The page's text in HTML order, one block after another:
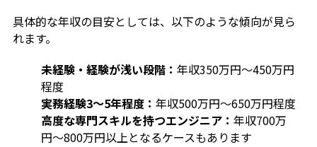
具体的な年収の目安としては、以下のような傾向が見ら
れます。
未経験・経験が浅い段階： 年収350万円〜450万円
程度
実務経験3〜5年程度： 年収500万円〜650万円程度
高度な専門スキルを持つエンジニア： 年収700万
円〜800万円以上となるケースもあります